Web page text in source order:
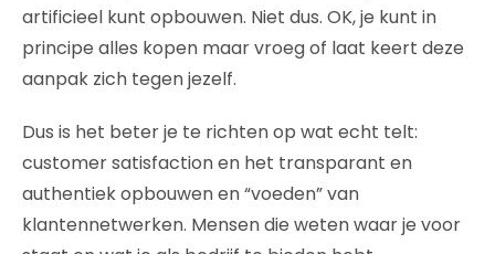
artificieel kunt opbouwen. Niet dus. OK, je kunt in
principe alles kopen maar vroeg of laat keert deze
aanpak zich tegen jezelf.
Dus is het beter je te richten op wat echt telt:
customer satisfaction en het transparant en
authentiek opbouwen en “voeden” van
klantennetwerken. Mensen die weten waar je voor